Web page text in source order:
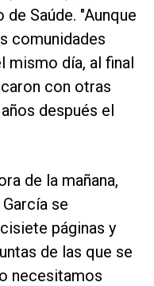
Saúde. "Aunque
comunidades
mismo día, al final
con otras
después el
de la mañana,
se
páginas y
de las que se
necesitamos